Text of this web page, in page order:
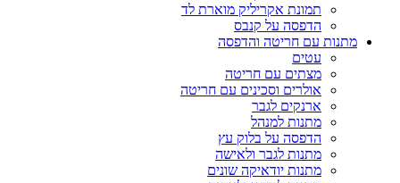
תמונת אקריליק מוארת לד
הדפסה על קנבס
מתנות עם חריטה והדפסה
עטים
מצתים עם חריטה
אולרים וסכינים עם חריטה
ארנקים לגבר
מתנות למנהל
הדפסה על בלוק עץ
מתנות לגבר ולאישה
מתנות יודאיקה שונים